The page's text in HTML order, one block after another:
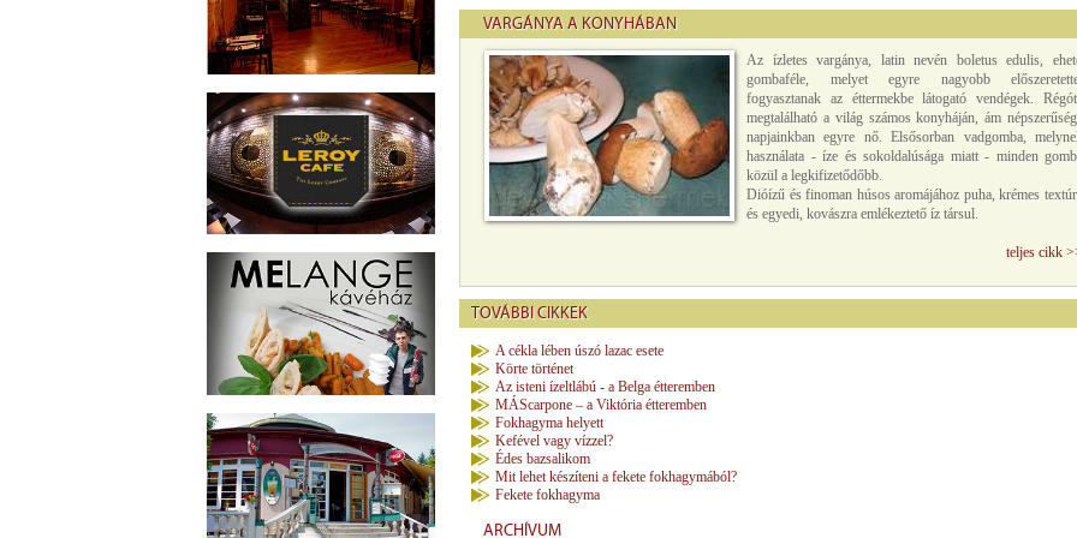
VARGÁNYA A KONYHÁBAN
Az ízletes vargánya, latin nevén boletus edulis,
gombaféle, melyet egyre nagyobb
fogyasztanak az éttermekbe látogató vendégek.
megtalálható a világ számos konyháján, ám
napjainkban egyre nő. Elsősorban vadgomba,
használata - íze és sokoldalúsága miatt - minden
közül a legkifizetődőbb.
Dióízű és finoman húsos aromájához puha, krémes
és egyedi, kovászra emlékeztető íz társul.
teljes cikk
TOVÁBBI CIKKEK
A cékla lében úszó lazac esete
Körte történet
Az isteni ízeltlábú - a Belga étteremben
MÁScarpone – a Viktória étteremben
Fokhagyma helyett
Kefével vagy vízzel?
Édes bazsalikom
Mit lehet készíteni a fekete fokhagymából?
Fekete fokhagyma
ARCHÍVUM